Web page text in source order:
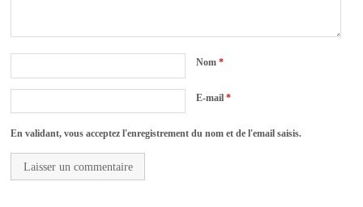
Nom*
E-mail*
En validant, vous acceptez l'enregistrement du nom et de l'email saisis.